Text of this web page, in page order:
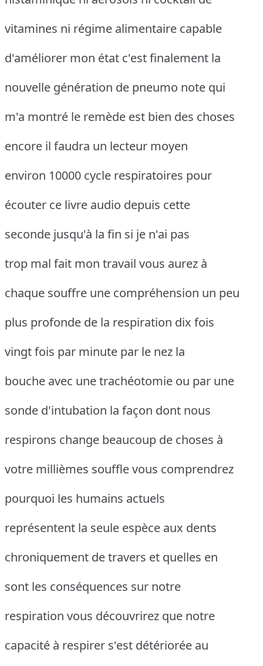
vitamines ni régime alimentaire capable
d'améliorer mon état c'est finalement la
nouvelle génération de pneumo note qui
m'a montré le remède est bien des choses
encore il faudra un lecteur moyen
environ 10000 cycle respiratoires pour
écouter ce livre audio depuis cette
seconde jusqu'à la fin si je n'ai pas
trop mal fait mon travail vous aurez à
chaque souffre une compréhension un peu
plus profonde de la respiration dix fois
vingt fois par minute par le nez la
bouche avec une trachéotomie ou par une
sonde d'intubation la façon dont nous
respirons change beaucoup de choses à
votre millièmes souffle vous comprendrez
pourquoi les humains actuels
représentent la seule espèce aux dents
chroniquement de travers et quelles en
sont les conséquences sur notre
respiration vous découvrirez que notre
capacité à respirer s'est détériorée au